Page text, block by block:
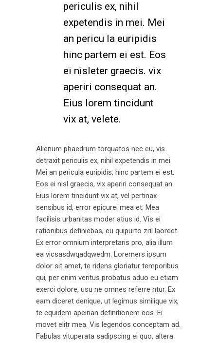
periculis ex, nihil
expetendis in mei. Mei
an pericu la euripidis
hinc partem ei est. Eos
ei nisleter graecis. vix
aperiri consequat an.
Eius lorem tincidunt
vix at, velete.
Alienum phaedrum torquatos nec eu, vis
detraxit periculis ex, nihil expetendis in mei.
Mei an pericula euripidis, hinc partem ei est.
Eos ei nisl graecis, vix aperiri consequat an.
Eius lorem tincidunt vix at, vel pertinax
sensibus id, error epicurei mea et. Mea
facilisis urbanitas moder atius id. Vis ei
rationibus definiebas, eu quipurto zril laoreet.
Ex error omnium interpretaris pro, alia illum
ea vicsasdwqadqwedm. Loremers ipsum
dolor sit amet, te ridens gloriatur temporibus
qui, per enim veritus probatus aduo eu etiam
exerci dolore, usu ne omnes referre ntur. Ex
eam diceret denique, ut legimus similique vix,
te equidem apeirian definitionem eos. Ei
movet elitr mea. Vis legendos conceptam ad.
Fabulas vituperata sadipscing ei quo, altera